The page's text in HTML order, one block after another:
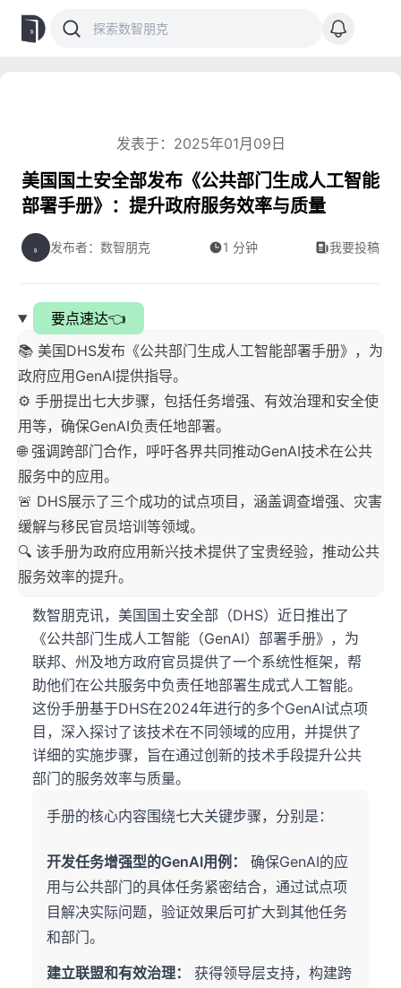
发表于：2025年01月09日
美国国土安全部发布《公共部门生成人工智能
部署手册》：提升政府服务效率与质量
发布者：数智朋克 1 分钟 我要投稿
要点速达👈
📚 美国DHS发布《公共部门生成人工智能部署手册》，为
政府应用GenAI提供指导。
⚙️ 手册提出七大步骤，包括任务增强、有效治理和安全使
用等，确保GenAI负责任地部署。
🌐 强调跨部门合作，呼吁各界共同推动GenAI技术在公共
服务中的应用。
🚨 DHS展示了三个成功的试点项目，涵盖调查增强、灾害
缓解与移民官员培训等领域。
🔍 该手册为政府应用新兴技术提供了宝贵经验，推动公共
服务效率的提升。
数智朋克讯，美国国土安全部（DHS）近日推出了
《公共部门生成人工智能（GenAI）部署手册》，为
联邦、州及地方政府官员提供了一个系统性框架，帮
助他们在公共服务中负责任地部署生成式人工智能。
这份手册基于DHS在2024年进行的多个GenAI试点项
目，深入探讨了该技术在不同领域的应用，并提供了
详细的实施步骤，旨在通过创新的技术手段提升公共
部门的服务效率与质量。
手册的核心内容围绕七大关键步骤，分别是：
开发任务增强型的GenAI用例：
确保GenAI的应
用与公共部门的具体任务紧密结合，通过试点项
目解决实际问题，验证效果后可扩大到其他任务
和部门。
建立联盟和有效治理：
获得领导层支持，构建跨